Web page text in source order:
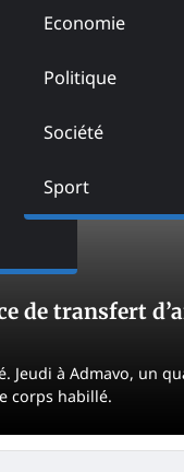
Economie
Politique
Société
Sport
de transfert
à Admavo, un
corps habillé.